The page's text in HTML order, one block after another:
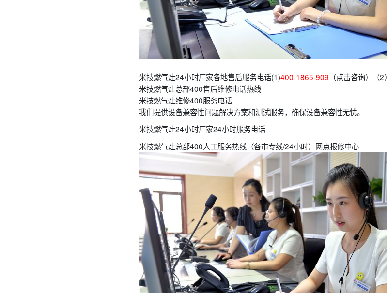
米技燃气灶24小时厂家各地售后服务电话(1)400-1865-909 （点击咨询）（2）
米技燃气灶总部400售后维修电话热线
米技燃气灶维修400服务电话
我们提供设备兼容性问题解决方案和测试服务，确保设备兼容性无忧。
米技燃气灶24小时厂家24小时服务电话
米技燃气灶总部400人工服务热线（各市专线/24小时）网点报修中心